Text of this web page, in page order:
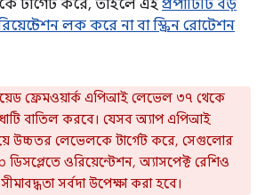
টার্গেট করে, তাহলে এইপ্রপার্টিটি বড়
লক করে না বা স্ক্রিন রোটেশন
ফ্রেমওয়ার্ক এপিআই লেভেল ৩৭ থেকে
বাতিল করবে। যেসব অ্যাপ এপিআই
উচ্চতর লেভেলকে টার্গেট করে, সেগুলোর
ডিসপ্লেতে ওরিয়েন্টেশন, অ্যাসপেক্ট রেশিও
সর্বদা উপেক্ষা করা হবে।